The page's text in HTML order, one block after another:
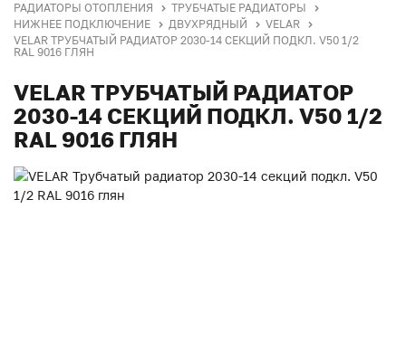
РАДИАТОРЫ ОТОПЛЕНИЯ
ТРУБЧАТЫЕ РАДИАТОРЫ
НИЖНЕЕ ПОДКЛЮЧЕНИЕ
ДВУХРЯДНЫЙ
VELAR
VELAR ТРУБЧАТЫЙ РАДИАТОР 2030-14 СЕКЦИЙ ПОДКЛ. V50 1/2
RAL 9016 ГЛЯН
VELAR ТРУБЧАТЫЙ РАДИАТОР
2030-14 СЕКЦИЙ ПОДКЛ. V50 1/2
RAL 9016 ГЛЯН